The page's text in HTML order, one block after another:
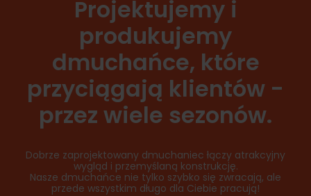
Projektujemy i
produkujemy
dmuchańce, które
przyciągają klientów -
przez wiele sezonów.
Dobrze zaprojektowany dmuchaniec łączy atrakcyjny
wygląd i przemyślaną konstrukcję.
Nasze dmuchańce nie tylko szybko się zwracają, ale
przede wszystkim długo dla Ciebie pracują!